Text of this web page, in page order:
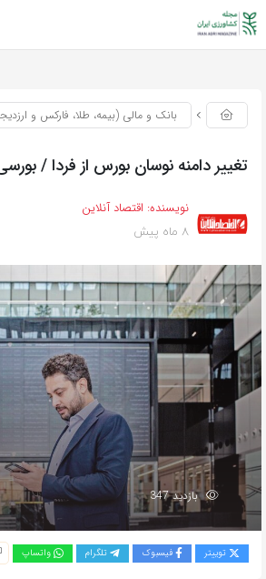
بانک و مالی (بیمه، طلا، فارکس و
تغییر دامنه نوسان بورس از فردا /
نویسنده: اقتصاد آنلاین
8 ماه پیش
بازدید 347
توییتر فیسبوک تلگرام واتساپ